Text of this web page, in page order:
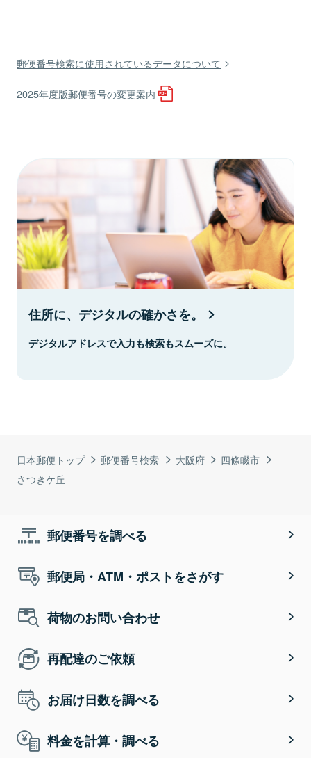
日本郵便トップ 郵便番号検索 大阪府
四條畷市
さつきケ丘
郵便番号検索に使用されているデータについて
2025年度版郵便番号の変更案内
住所に、デジタルの確かさを。
デジタルアドレスで入力も検索もスムーズに。
郵便番号を調べる
郵便局・ATM・ポストをさがす
荷物のお問い合わせ
再配達のご依頼
お届け日数を調べる
料金を計算・調べる